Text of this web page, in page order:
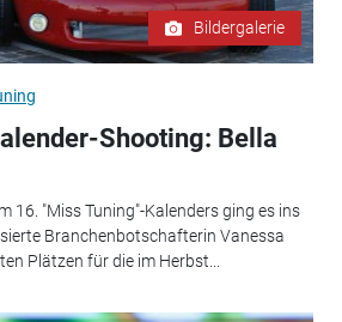
Bildergalerie
Shooting: Bella
16. "Miss Tuning"-Kalenders ging es ins
Branchenbotschafterin Vanessa
Plätzen für die im Herbst...